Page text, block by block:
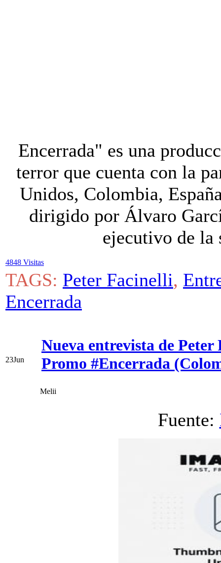
Encerrada" es una
terror que cuenta con la
Unidos, Colombia,
dirigido por Álvaro
ejecutivo de la
4848 Visitas
TAGS: Peter Facinelli,
Encerrada
23Jun
Nueva entrevista de
Promo #Encerrada
Melii
Fuente: